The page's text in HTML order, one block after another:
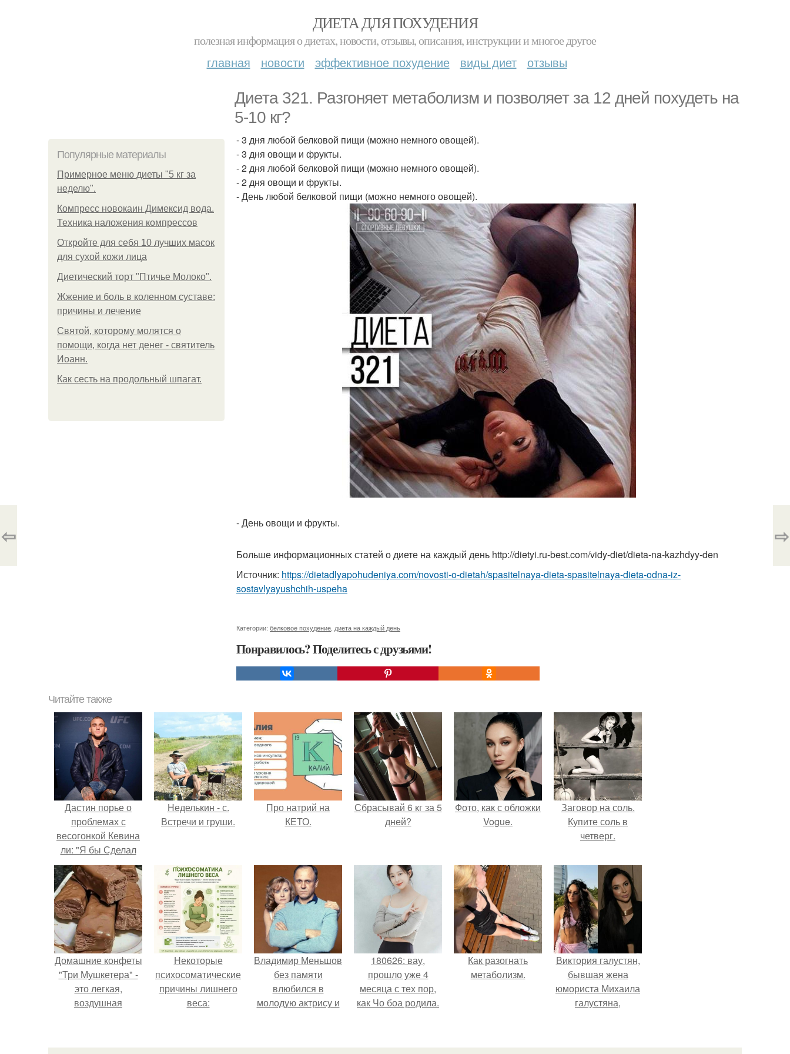
ДИЕТА ДЛЯ ПОХУДЕНИЯ
полезная информация о диетах, новости, отзывы, описания, инструкции и многое другое
главная новости эффективное похудение виды диет отзывы
Диета 321. Разгоняет метаболизм и позволяет за 12 дней похудеть на
5-10 кг?
Популярные материалы
Примерное меню диеты "5 кг за
неделю".
Компресс новокаин Димексид вода.
Техника наложения компрессов
Откройте для себя 10 лучших масок
для сухой кожи лица
Диетический торт "Птичье Молоко".
Жжение и боль в коленном суставе:
причины и лечение
Святой, которому молятся о
помощи, когда нет денег - святитель
Иоанн.
Как сесть на продольный шпагат.
- 3 дня любой белковой пищи (можно немного овощей).
- 3 дня овощи и фрукты.
- 2 дня любой белковой пищи (можно немного овощей).
- 2 дня овощи и фрукты.
- День любой белковой пищи (можно немного овощей).
- День овощи и фрукты.
Больше информационных статей о диете на каждый день http://dietyi.ru-best.com/vidy-diet/dieta-na-kazhdyy-den
Источник: https://dietadlyapohudeniya.com/novosti-o-dietah/spasitelnaya-dieta-spasitelnaya-dieta-odna-iz-
sostavlyayushchih-uspeha
Категории: белковое похудение диета на каждый день
Понравилось? Поделитесь с друзьями!
⇦ ⇨
Читайте также
Дастин порье о
проблемах с
весогонкой Кевина
ли: "Я бы Сделал
это с Первой
Попытки".
Неделькин - с.
Встречи и груши.
Про натрий на
КЕТО.
Сбрасывай 6 кг за 5
дней?
Фото, как с обложки
Vogue.
Заговор на соль.
Купите соль в
четверг.
Домашние конфеты
"Три Мушкетера" -
это легкая,
воздушная
молочным
Некоторые
психосоматические
причины лишнего
веса:
Владимир Меньшов
без памяти
влюбился в
молодую актрису и
неё.
180626: вау,
прошло уже 4
месяца с тех пор,
как Чо боа родила.
Как разогнать
метаболизм.
Виктория галустян,
бывшая жена
юмориста Михаила
галустяна,
последствиях